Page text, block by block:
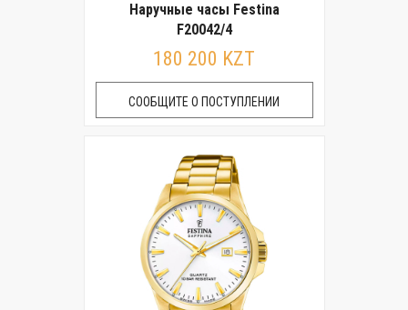
Наручные часы Festina
F20042/4
180 200 KZT
СООБЩИТЕ О ПОСТУПЛЕНИИ